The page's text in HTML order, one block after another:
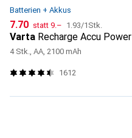
Batterien + Akkus
CHF
7.70 statt CHF
9.– CHF
1.93/1Stk.
Varta Recharge Accu Power
4 Stk., AA, 2100 mAh
1612